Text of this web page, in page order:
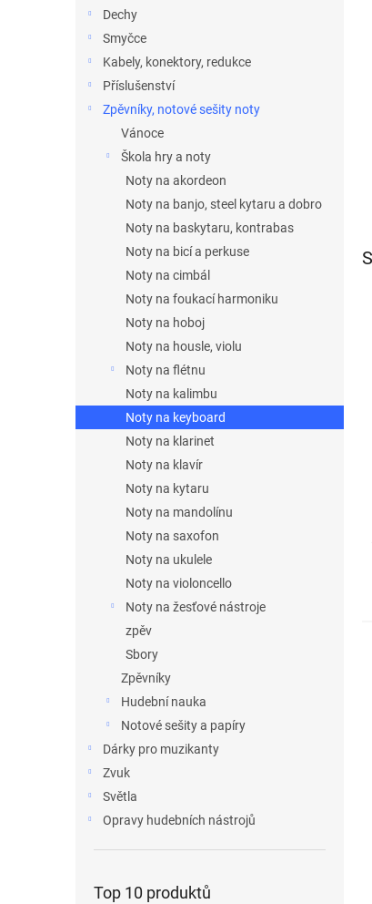
Dechy
Smyčce
Kabely, konektory, redukce
Příslušenství
Zpěvníky, notové sešity noty
Vánoce
Škola hry a noty
Noty na akordeon
Noty na banjo, steel kytaru a dobro
Noty na baskytaru, kontrabas
Noty na bicí a perkuse
Noty na cimbál
Noty na foukací harmoniku
Noty na hoboj
Noty na housle, violu
Noty na flétnu
Noty na kalimbu
Noty na keyboard
Noty na klarinet
Noty na klavír
Noty na kytaru
Noty na mandolínu
Noty na saxofon
Noty na ukulele
Noty na violoncello
Noty na žesťové nástroje
zpěv
Sbory
Zpěvníky
Hudební nauka
Notové sešity a papíry
Dárky pro muzikanty
Zvuk
Světla
Opravy hudebních nástrojů
Top 10 produktů